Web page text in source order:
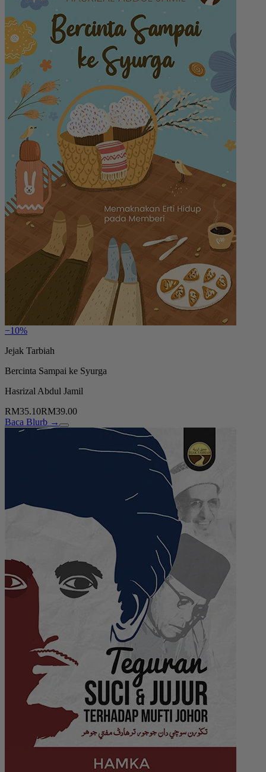
−10%
Jejak Tarbiah
Bercinta Sampai ke Syurga
Hasrizal Abdul Jamil
RM35.10RM39.00
Baca Blurb →